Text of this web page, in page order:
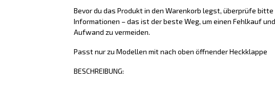
Bevor du das Produkt in den Warenkorb legst, überprüfe
Informationen – das ist der beste Weg, um einen Fehlkauf
Aufwand zu vermeiden.
Passt nur zu Modellen mit nach oben öffnender Heckklappe
BESCHREIBUNG: